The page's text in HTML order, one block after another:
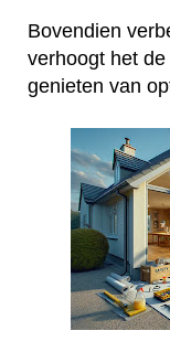
Bovendien
verhoogt het de
genieten van